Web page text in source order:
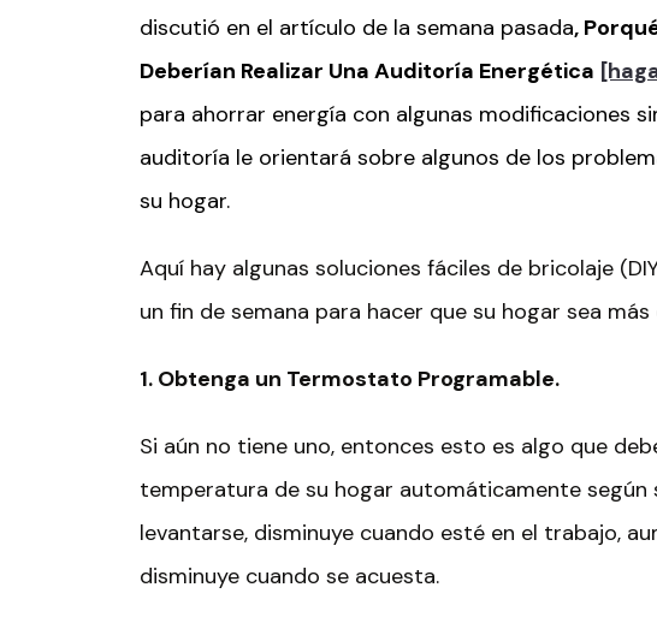
discutió en el artículo de la semana pasada,
Deberían Realizar Una Auditoría Energética
para ahorrar energía con algunas modificaciones
auditoría le orientará sobre algunos de los
su hogar.
Aquí hay algunas soluciones fáciles de bricolaje
un fin de semana para hacer que su hogar sea
1. Obtenga un Termostato Programable.
Si aún no tiene uno, entonces esto es algo que
temperatura de su hogar automáticamente según
levantarse, disminuye cuando esté en el trabajo,
disminuye cuando se acuesta.